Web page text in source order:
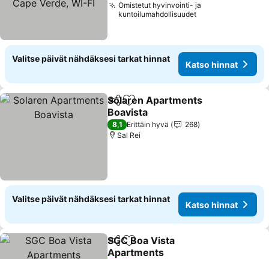
Omistetut hyvinvointi- ja
kuntoilumahdollisuudet
Valitse päivät nähdäksesi tarkat hinnat
Katso hinnat
Jaa Lisää suosikkeihin
Solaren Apartments
Boavista
Katso hinnat
8,1 Erittäin hyvä
268
Sal Rei
Valitse päivät nähdäksesi tarkat hinnat
Katso hinnat
Jaa Lisää suosikkeihin
SGC Boa Vista
Apartments